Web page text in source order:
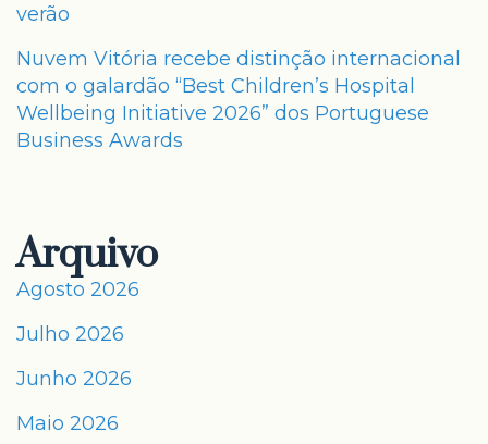
verão
Nuvem Vitória recebe distinção internacional
com o galardão “Best Children’s Hospital
Wellbeing Initiative 2026” dos Portuguese
Business Awards
Arquivo
Agosto 2026
Julho 2026
Junho 2026
Maio 2026